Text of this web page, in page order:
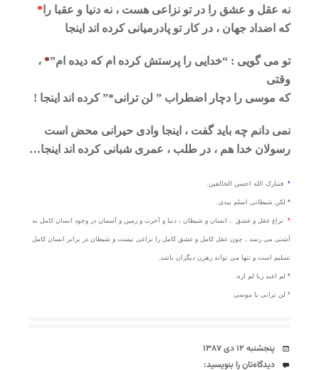
نه عقل و عشق را در تو نزاعی هست ، نه دنیا و عقبا را *
که اضداد جهان ، در کار تو پادرمیانی کرده اند اینجا
تو می گویی : “خدایی را پرستش کرده ام که دیده ام”* ،
وقتی
که موسی را دچار اضطراب ” لن ترانی*” کرده اند اینجا !
نمی دانم چه باید گفت ، اینجا وادی حیرانی محض است
رسولان خدا هم ، در طلب ، عمری شبانی کرده اند اینجا…
* فتبارک الله احسن الخالقین.
* لکن شیطانی اسلم بیدی.
* نزاع عقل و عشق ، انسان و شیطان ، دنیا و آخرت و زمین و آسمان در وجود انسان کامل به
آشتی می رسد ، چون عقل کامل و عشق کامل را نزاعی نیست و شیطان در برابر انسان کامل
تسلیم است و تنها می تواند رهزن دیگران باشد.
* لم اعبد ربا لم اره.
* لن ترانی یا موسی
تاریخ
پنجشنبه ۱۲ دی ۱۳۸۷
دیدگاه‌ها
دیدگاه‌تان را بنویسید: